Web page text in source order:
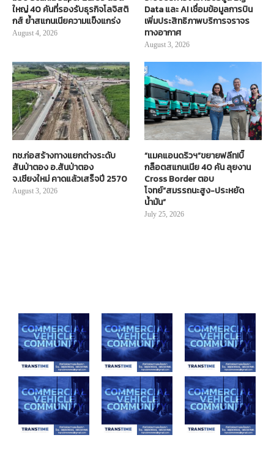
ใหญ่ 40 คันที่รองรับธุรกิจโลจิสติ
กส์ ย้ำสแกนเนียความแข็งแกร่ง
August 4, 2026
Data และ AI เชื่อมข้อมูลการบิน
เพิ่มประสิทธิภาพบริการจราจร
ทางอากาศ
August 3, 2026
ทช.ก่อสร้างทางแยกต่างระดับ
สันป่าตอง อ.สันป่าตอง
จ.เชียงใหม่ คาดแล้วเสร็จปี 2570
August 3, 2026
“แมคแอนดริวฯ”ขยายฟลีท!บิ๊
กล็อตสแกนเนีย 40 คัน ลุยงาน
Cross Border ตอบ
โจทย์“สมรรถนะสูง-ประหยัด
น้ำมัน”
July 25, 2026